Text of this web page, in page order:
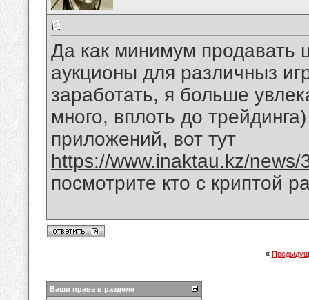
Да как минимум продавать
аукционы для различныз
заработать, я больше
много, вплоть до
приложений, вот тут
https://www.inaktau.kz/
посмотрите кто с криптой
«
Ваши права в разделе